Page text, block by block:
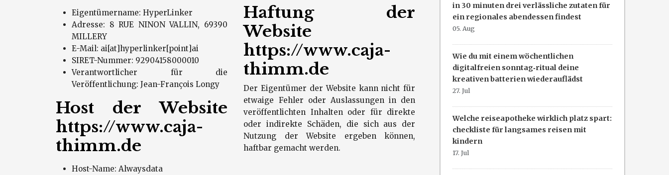
Eigentümername: HyperLinker
Adresse: 8 RUE NINON VALLIN, 69390
MILLERY
E-Mail: ai[at]hyperlinker[point]ai
SIRET-Nummer: 92904158000010
Verantwortlicher für die
Veröffentlichung: Jean-François Longy
Host der Website
https://www.caja-
thimm.de
Host-Name: Alwaysdata
Haftung der
Website
https://www.caja-
thimm.de
Der Eigentümer der Website kann nicht für
etwaige Fehler oder Auslassungen in den
veröffentlichten Inhalten oder für direkte
oder indirekte Schäden, die sich aus der
Nutzung der Website ergeben können,
haftbar gemacht werden.
in 30 minuten drei verlässliche zutaten für
ein regionales abendessen findest
05. Aug
Wie du mit einem wöchentlichen
digitalfreien sonntag‑ritual deine
kreativen batterien wiederauflädst
27. Jul
Welche reiseapotheke wirklich platz spart:
checkliste für langsames reisen mit
kindern
17. Jul